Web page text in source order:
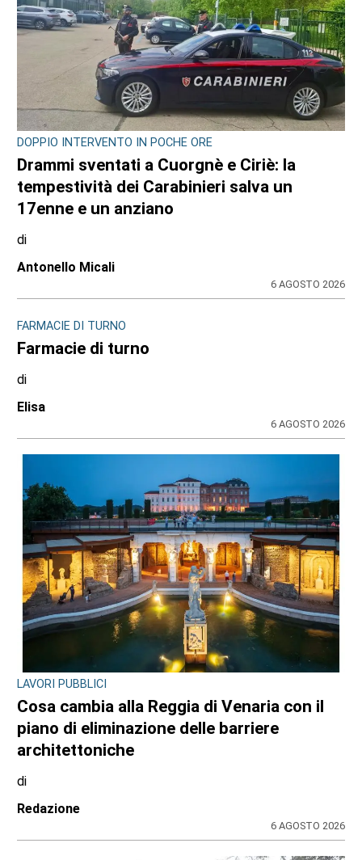
DOPPIO INTERVENTO IN POCHE ORE
Drammi sventati a Cuorgnè e Ciriè: la
tempestività dei Carabinieri salva un
17enne e un anziano
di
Antonello Micali
6 AGOSTO 2026
FARMACIE DI TURNO
Farmacie di turno
di
Elisa
6 AGOSTO 2026
LAVORI PUBBLICI
Cosa cambia alla Reggia di Venaria con il
piano di eliminazione delle barriere
architettoniche
di
Redazione
6 AGOSTO 2026